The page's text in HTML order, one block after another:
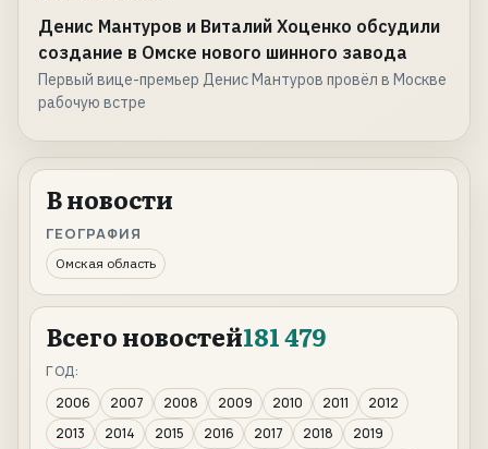
Денис Мантуров и Виталий Хоценко обсудили
создание в Омске нового шинного завода
Первый вице-премьер Денис Мантуров провёл в Москве
рабочую встре
В новости
ГЕОГРАФИЯ
Омская область
Всего новостей181 479
ГОД:
2006
2007 2008 2009 2010 2011
2012
2013
2014 2015 2016 2017 2018
2019